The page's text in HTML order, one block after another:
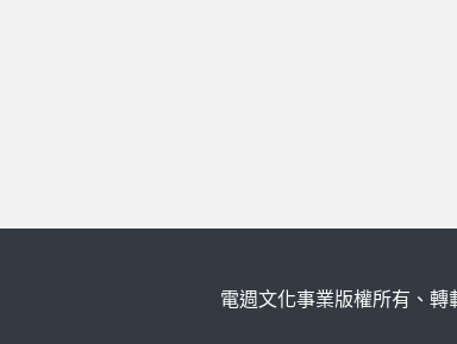
電週文化事業版權所有、